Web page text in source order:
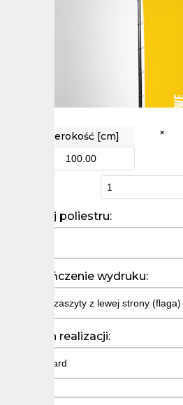
Szerokość [cm] ×
Rodzaj poliestru:
Wykończenie wydruku:
Termin realizacji: